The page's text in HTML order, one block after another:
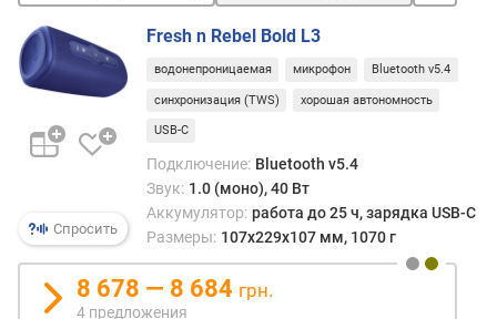
п
о
п
о
п
р
н
о
с
Спросить
Fresh n Rebel Bold L3
водонепроницаемая микрофон Bluetooth v5.4
синхронизация (TWS) хорошая автономность
USB-C
Подключение: Bluetooth v5.4
Звук: 1.0 (моно), 40 Вт
Аккумулятор: работа до 25 ч, зарядка USB-C
Размеры: 107х229х107 мм, 1070 г
8 678 — 8 684 грн.
4 предложения